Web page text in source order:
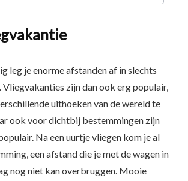
leg je enorme afstanden af in slechts
Vliegvakanties zijn dan ook erg populair,
uithoeken van de wereld te
ook voor dichtbij bestemmingen zijn
Na een uurtje vliegen kom je al
een afstand die je met de wagen in
nog niet kan overbruggen. Mooie